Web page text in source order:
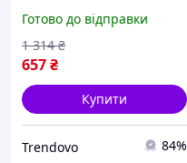
низькою вібрацією
Готово до відправки
657₴
1 314 ₴
Купити
Trendovo 84%